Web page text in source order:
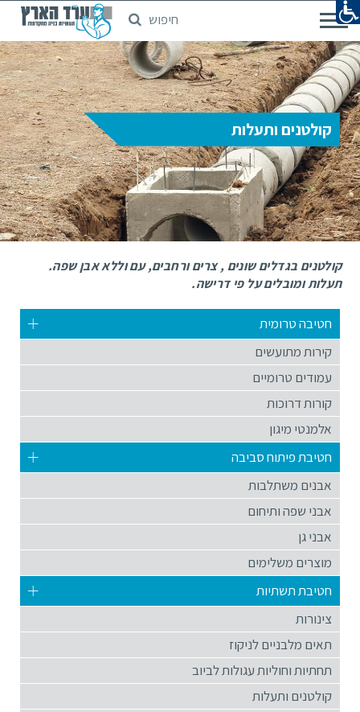
דלג
לתוכן
המרכזי
חיפוש
קולטנים ותעלות
קולטנים בגדלים שונים , צרים ורחבים, עם וללא אבן שפה.
תעלות ומובלים על פי דרישה.
חטיבה טרומית
קירות מתועשים
עמודים טרומיים
קורות דרוכות
אלמנטי מיגון
חטיבת פיתוח סביבה
אבנים משתלבות
אבני שפה ותיחום
אבני גן
מוצרים משלימים
חטיבת תשתיות
צינורות
תאים מלבניים לניקוז
תחתיות וחוליות עגולות לביוב
קולטנים ותעלות